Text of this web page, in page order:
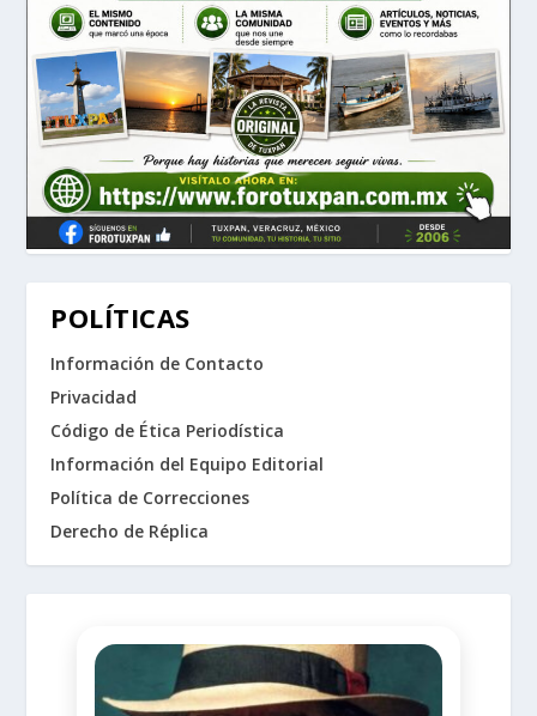
POLÍTICAS
Información de Contacto
Privacidad
Código de Ética Periodística
Información del Equipo Editorial
Política de Correcciones
Derecho de Réplica